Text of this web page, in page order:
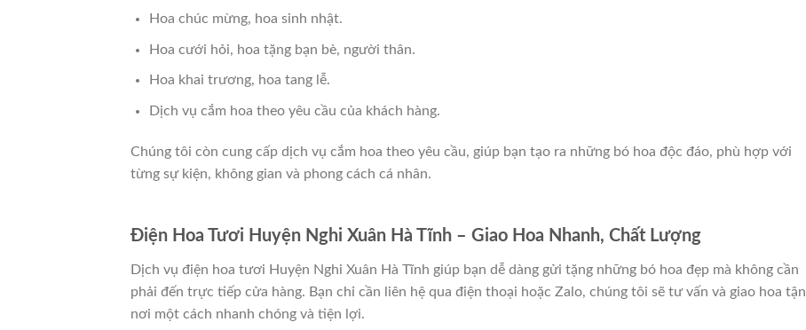
Hoa chúc mừng, hoa sinh nhật.
Hoa cưới hỏi, hoa tặng bạn bè, người thân.
Hoa khai trương, hoa tang lễ.
Dịch vụ cắm hoa theo yêu cầu của khách hàng.
Chúng tôi còn cung cấp dịch vụ cắm hoa theo yêu cầu, giúp bạn tạo ra những bó hoa độc đáo, phù hợp với
từng sự kiện, không gian và phong cách cá nhân.
Điện Hoa Tươi Huyện Nghi Xuân Hà Tĩnh – Giao Hoa Nhanh, Chất Lượng
Dịch vụ điện hoa tươi Huyện Nghi Xuân Hà Tĩnh giúp bạn dễ dàng gửi tặng những bó hoa đẹp mà không cần
phải đến trực tiếp cửa hàng. Bạn chỉ cần liên hệ qua điện thoại hoặc Zalo, chúng tôi sẽ tư vấn và giao hoa tận
nơi một cách nhanh chóng và tiện lợi.